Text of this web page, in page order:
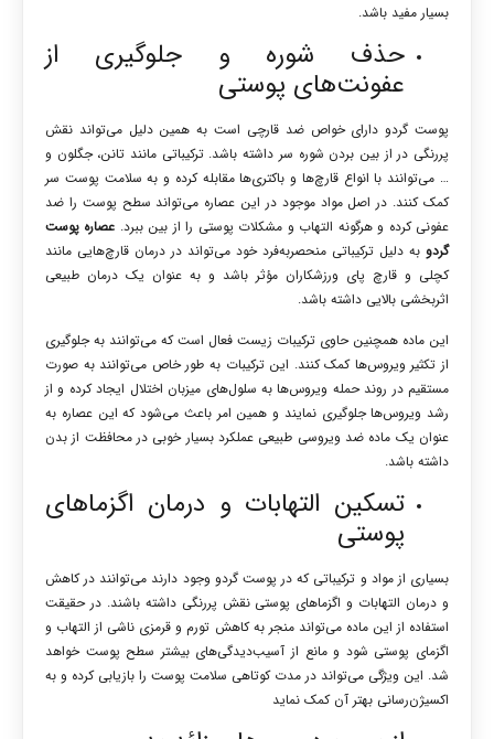
بسیار مفید باشد.
حذف شوره و جلوگیری از
عفونت‌های پوستی
پوست گردو دارای خواص ضد قارچی است به همین دلیل می‌تواند نقش
پررنگی در از بین بردن شوره سر داشته باشد. ترکیباتی مانند تانن، جگلون و
… می‌توانند با انواع قارچ‌ها و باکتری‌ها مقابله کرده و به سلامت پوست سر
کمک کنند. در اصل مواد موجود در این عصاره می‌تواند سطح پوست را ضد
عفونی کرده و هرگونه التهاب و مشکلات پوستی را از بین ببرد. عصاره پوست
گردو به دلیل ترکیباتی منحصربه‌فرد خود می‌تواند در درمان قارچ‌هایی مانند
کچلی و قارچ پای ورزشکاران مؤثر باشد و به عنوان یک درمان طبیعی
اثربخشی بالایی داشته باشد.
این ماده همچنین حاوی ترکیبات زیست فعال است که می‌توانند به جلوگیری
از تکثیر ویروس‌ها کمک کنند. این ترکیبات به طور خاص می‌توانند به صورت
مستقیم در روند حمله ویروس‌ها به سلول‌های میزبان اختلال ایجاد کرده و از
رشد ویروس‌ها جلوگیری نمایند و همین امر باعث می‌شود که این عصاره به
عنوان یک ماده ضد ویروسی طبیعی عملکرد بسیار خوبی در محافظت از بدن
داشته باشد.
تسکین التهابات و درمان اگزماهای
پوستی
بسیاری از مواد و ترکیباتی که در پوست گردو وجود دارند می‌توانند در کاهش
و درمان التهابات و اگزماهای پوستی نقش پررنگی داشته باشند. در حقیقت
استفاده از این ماده می‌تواند منجر به کاهش تورم و قرمزی ناشی از التهاب و
اگزمای پوستی شود و مانع از آسیب‌دیدگی‌های بیشتر سطح پوست خواهد
شد. این ویژگی می‌تواند در مدت کوتاهی سلامت پوست را بازیابی کرده و به
اکسیژن‌رسانی بهتر آن کمک نماید